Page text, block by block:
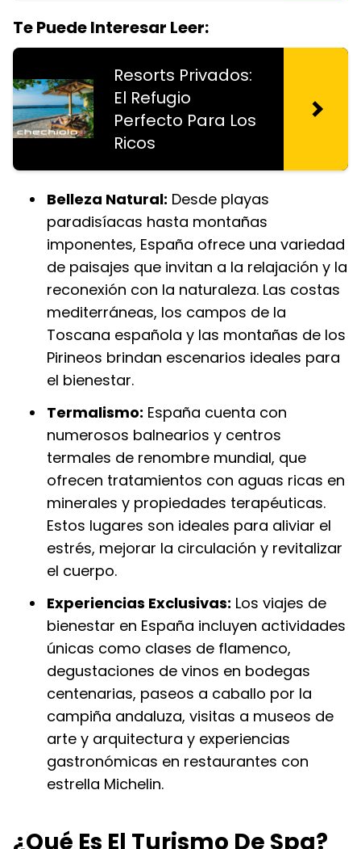
Te Puede Interesar Leer:
Resorts Privados:
El Refugio
Perfecto Para Los
Ricos
Belleza Natural: Desde playas
paradisíacas hasta montañas
imponentes, España ofrece una variedad
de paisajes que invitan a la relajación y la
reconexión con la naturaleza. Las costas
mediterráneas, los campos de la
Toscana española y las montañas de los
Pirineos brindan escenarios ideales para
el bienestar.
Termalismo: España cuenta con
numerosos balnearios y centros
termales de renombre mundial, que
ofrecen tratamientos con aguas ricas en
minerales y propiedades terapéuticas.
Estos lugares son ideales para aliviar el
estrés, mejorar la circulación y revitalizar
el cuerpo.
Experiencias Exclusivas: Los viajes de
bienestar en España incluyen actividades
únicas como clases de flamenco,
degustaciones de vinos en bodegas
centenarias, paseos a caballo por la
campiña andaluza, visitas a museos de
arte y arquitectura y experiencias
gastronómicas en restaurantes con
estrella Michelin.
¿Qué Es El Turismo De Spa?